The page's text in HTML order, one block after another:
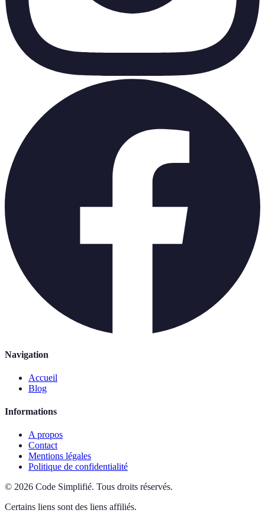
Navigation
Accueil
Blog
Informations
A propos
Contact
Mentions légales
Politique de confidentialité
© 2026 Code Simplifié. Tous droits réservés.
Certains liens sont des liens affiliés.